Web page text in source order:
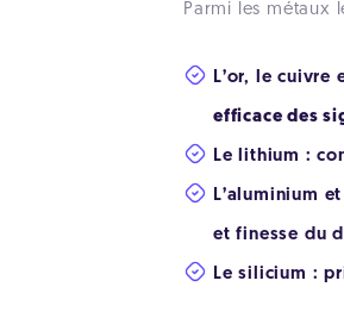
Parmi les métaux
L’or, le
efficace des
Le lithium :
L’aluminium
et finesse du
Le silicium :